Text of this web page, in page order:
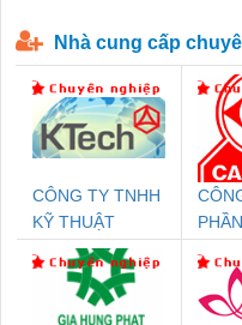
Nhà cung cấp
CÔNG TY TNHH
KỸ THUẬT
KTECH VIỆT
NAM